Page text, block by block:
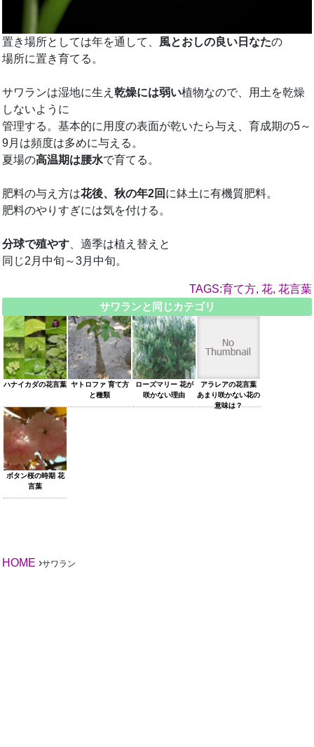
置き場所としては年を通して、 風とおしの良い日なたの
場所に置き育てる。
サワランは湿地に生え 乾燥には弱い植物なので、用土を乾燥
しないように
管理する。基本的に用度の表面が乾いたら与え、育成期の5～
9月は頻度は多めに与える。
夏場の高温期は腰水で育てる。
肥料の与え方は花後、秋の年2回 に鉢土に有機質肥料。
肥料のやりすぎには気を付ける。
分球で殖やす 、適季は植え替えと
同じ2月中旬～3月中旬。
TAGS:育て方, 花, 花言葉
サワランと同じカテゴリ
ハナイカダの花言葉 ヤトロファ 育て方
と種類
ローズマリー 花が
咲かない理由
アラレアの花言葉
あまり咲かない花の
意味は？
ボタン桜の時期 花
言葉
HOME ›サワラン